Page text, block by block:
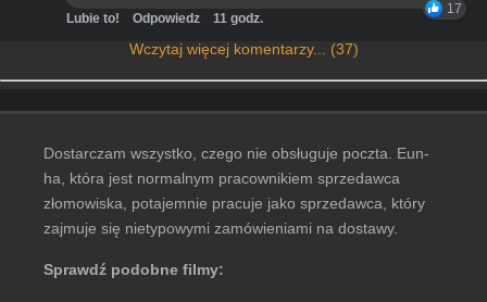
17
Lubie to! Odpowiedz 11 godz.
Wczytaj więcej komentarzy... (37)
Dostarczam wszystko, czego nie obsługuje poczta. Eun-
ha, która jest normalnym pracownikiem sprzedawca
złomowiska, potajemnie pracuje jako sprzedawca, który
zajmuje się nietypowymi zamówieniami na dostawy.
Sprawdź podobne filmy: